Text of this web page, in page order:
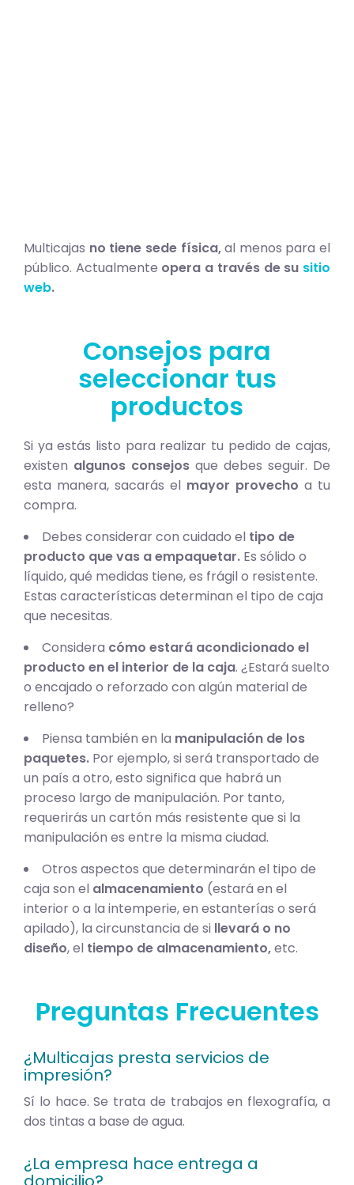
Multicajas no tiene sede física,al menos para el
público. Actualmente opera a través de su sitio
web.
Consejos para
seleccionar tus
productos
Si ya estás listo para realizar tu pedido de cajas,
existen algunos consejos que debes seguir. De
esta manera, sacarás el mayor provecho a tu
compra.
Debes considerar con cuidado el tipo de
producto que vas a empaquetar. Es sólido o
líquido, qué medidas tiene, es frágil o resistente.
Estas características determinan el tipo de caja
que necesitas.
Considera cómo estará acondicionado el
producto en el interior de la caja. ¿Estará suelto
o encajado o reforzado con algún material de
relleno?
Piensa también en la manipulación de los
paquetes. Por ejemplo, si será transportado de
un país a otro, esto significa que habrá un
proceso largo de manipulación. Por tanto,
requerirás un cartón más resistente que si la
manipulación es entre la misma ciudad.
Otros aspectos que determinarán el tipo de
caja son el almacenamiento (estará en el
interior o a la intemperie, en estanterías o será
apilado), la circunstancia de si llevará o no
diseño, el tiempo de almacenamiento,etc.
Preguntas Frecuentes
¿Multicajas presta servicios de
impresión?
Sí lo hace. Se trata de trabajos en flexografía, a
dos tintas a base de agua.
¿La empresa hace entrega a